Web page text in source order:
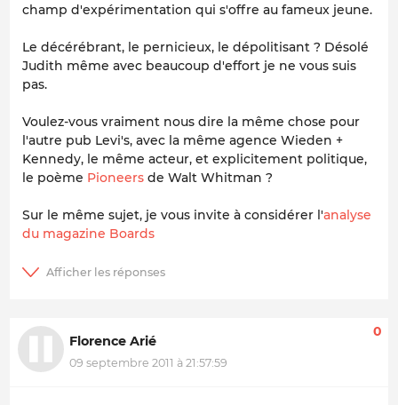
champ d'expérimentation qui s'offre au fameux jeune.
Le décérébrant, le pernicieux, le dépolitisant ? Désolé
Judith même avec beaucoup d'effort je ne vous suis
pas.
Voulez-vous vraiment nous dire la même chose pour
l'autre pub Levi's, avec la même agence Wieden +
Kennedy, le même acteur, et explicitement politique,
le poème Pioneers de Walt Whitman ?
Sur le même sujet, je vous invite à considérer l'analyse
du magazine Boards
Florence Arié
09 septembre 2011 à 21:57:59
0